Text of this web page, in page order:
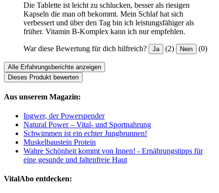
Die Tablette ist leicht zu schlucken, besser als riesigen
Kapseln die man oft bekommt. Mein Schlaf hat sich
verbessert und über den Tag bin ich leistungsfähiger als
früher. Vitamin B-Komplex kann ich nur empfehlen.
War diese Bewertung für dich hilfreich? Ja (2) Nein (0)
Alle Erfahrungsberichte anzeigen
Dieses Produkt bewerten
Aus unserem Magazin:
Ingwer, der Powerspender
Natural Power – Vital- und Sportnahrung
Schwimmen ist ein echter Jungbrunnen!
Muskelbaustein Protein
Wahre Schönheit kommt von Innen! - Ernährungstipps für
eine gesunde und faltenfreie Haut
VitalAbo entdecken: